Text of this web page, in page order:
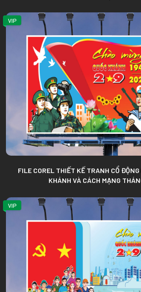
VIP
FILE COREL THIẾT KẾ TRANH CỔ ĐỘNG
KHÁNH VÀ CÁCH MẠNG
VIP